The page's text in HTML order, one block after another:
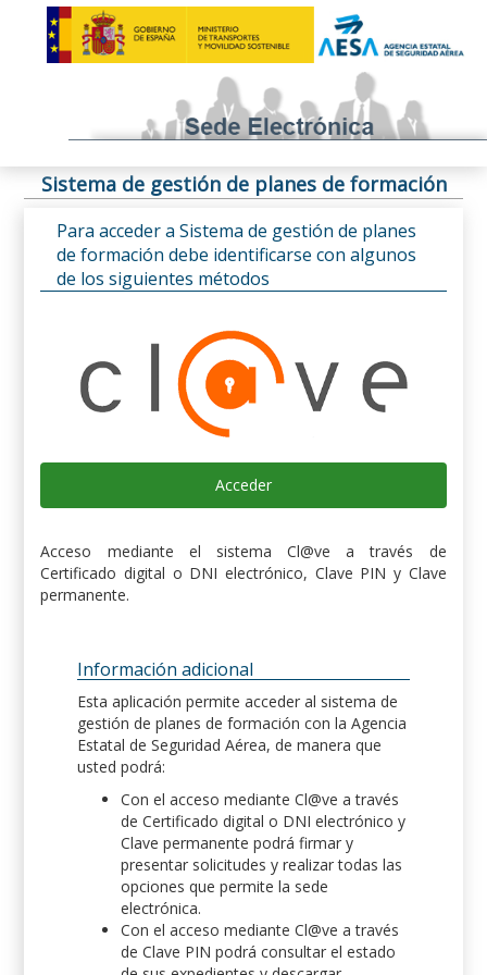
Sistema de gestión de planes de formación
Para acceder a Sistema de gestión de planes
de formación debe identificarse con algunos
de los siguientes métodos
Acceder
Acceso mediante el sistema Cl@ve a través de
Certificado digital o DNI electrónico, Clave PIN y Clave
permanente.
Información adicional
Esta aplicación permite acceder al sistema de
gestión de planes de formación con la Agencia
Estatal de Seguridad Aérea, de manera que
usted podrá:
Con el acceso mediante Cl@ve a través
de Certificado digital o DNI electrónico y
Clave permanente podrá firmar y
presentar solicitudes y realizar todas las
opciones que permite la sede
electrónica.
Con el acceso mediante Cl@ve a través
de Clave PIN podrá consultar el estado